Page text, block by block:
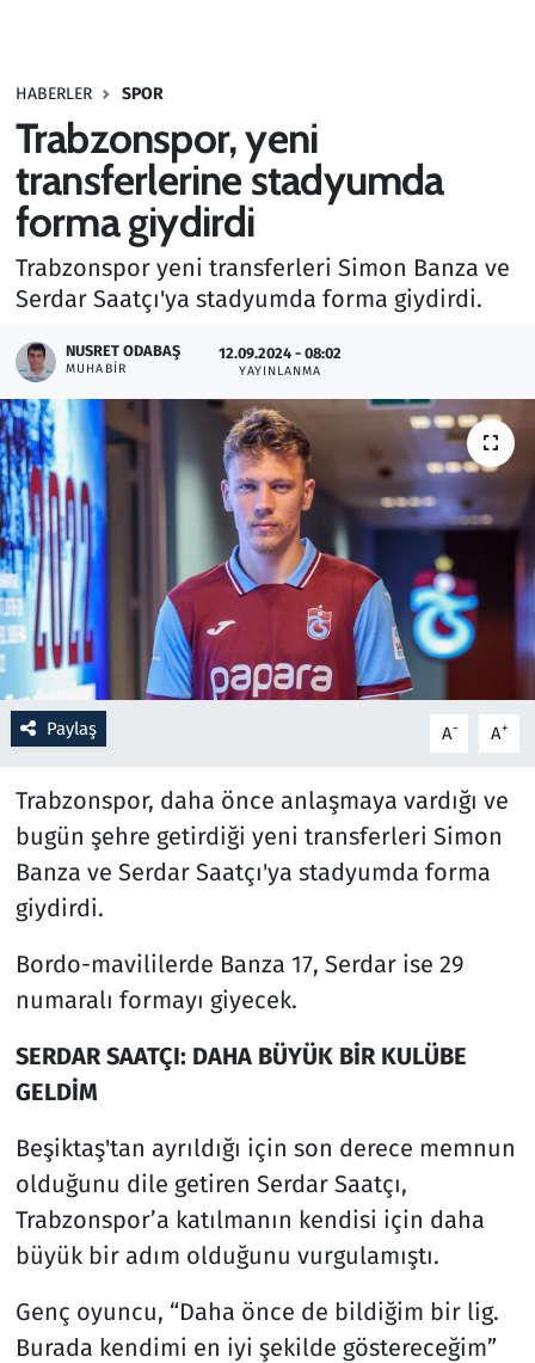
HABERLER SPOR
Trabzonspor, yeni
transferlerine stadyumda
forma giydirdi
Trabzonspor yeni transferleri Simon Banza ve
Serdar Saatçı'ya stadyumda forma giydirdi.
NUSRET ODABAŞ
MUHABIR
12.09.2024 - 08:02
YAYINLANMA
Paylaş A- A+
Trabzonspor, daha önce anlaşmaya vardığı ve
bugün şehre getirdiği yeni transferleri Simon
Banza ve Serdar Saatçı'ya stadyumda forma
giydirdi.
Bordo-mavililerde Banza 17, Serdar ise 29
numaralı formayı giyecek.
SERDAR SAATÇI: DAHA BÜYÜK BİR KULÜBE
GELDİM
Beşiktaş'tan ayrıldığı için son derece memnun
olduğunu dile getiren Serdar Saatçı,
Trabzonspor’a katılmanın kendisi için daha
büyük bir adım olduğunu vurgulamıştı.
Genç oyuncu, “Daha önce de bildiğim bir lig.
Burada kendimi en iyi şekilde göstereceğim”
Haber
Kültür Sanat
Kurumsal Haberler
Lezzet Durağı
Memur ve Kamu
Otomobil
Oyun
Ramazan
Resmi İlanlar
Rüya Tabirleri
Sağlık
Seçim 2023
Spor
Teknoloji ve Bilim
Televizyon